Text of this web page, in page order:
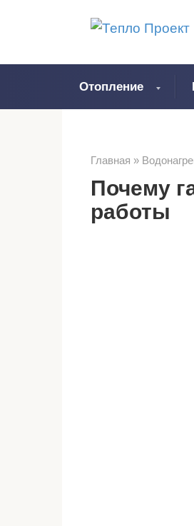
Отопление
Главная »
Почему
работы